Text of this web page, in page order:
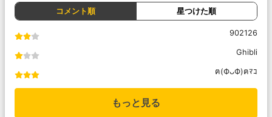
コメント順 星つけた順
902126
Ghibli
ฅ(ФᴗФ)ฅﾏｺ
もっと見る